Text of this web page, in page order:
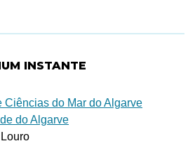
INSTANTE
Ciências do Mar do Algarve
do Algarve